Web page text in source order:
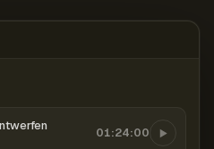
01:24:00